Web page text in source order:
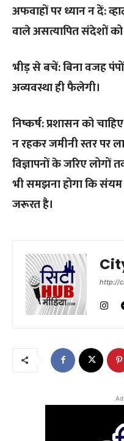
अफवाहों पर ध्यान न दें:
वाले असत्यापित संदेशों
भीड़ से बचें: बिना वजह
अव्यवस्था ही फैलेगी।
निष्कर्ष: प्रशासन को
न रहकर जमीनी स्तर पर
विज्ञापनों के जरिए लोगों
भी समझना होगा कि
जरूरत है।
http://